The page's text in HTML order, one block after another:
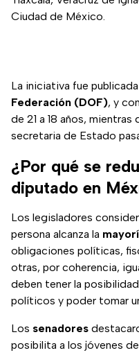
Ciudad de México.
La iniciativa fue
Federación (DOF), y
de 21 a 18 años,
secretaria de Estado
¿Por qué se
diputado en
Los legisladores
persona alcanza la
obligaciones políticas,
otras, por coherencia,
deben tener la
políticos y poder tomar
Los senadores
posibilita a los jóvenes